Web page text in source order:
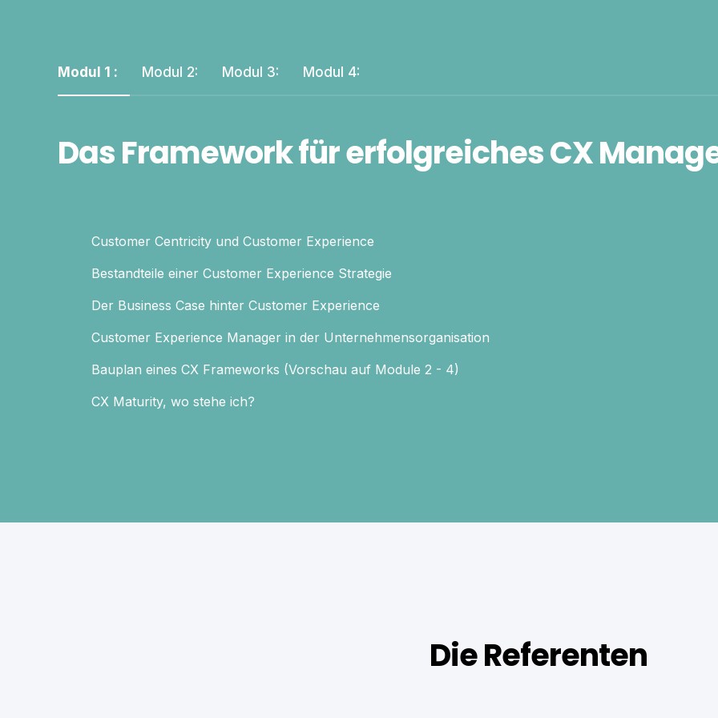
Modul 1 : Modul 2: Modul 3: Modul 4:
Das Framework für erfolgreiches CX
Customer Centricity und Customer Experience
Bestandteile einer Customer Experience Strategie
Der Business Case hinter Customer Experience
Customer Experience Manager in der Unternehmensorganisation
Bauplan eines CX Frameworks (Vorschau auf Module 2 - 4)
CX Maturity, wo stehe ich?
Die Referenten